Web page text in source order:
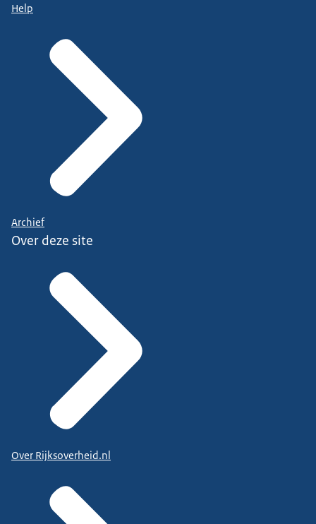
Help
Archief
Over deze site
Over Rijksoverheid.nl